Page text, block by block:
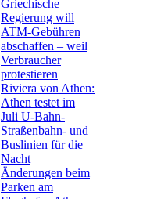
Griechische
Regierung will
ATM-Gebühren
abschaffen – weil
Verbraucher
protestieren
Riviera von Athen:
Athen testet im
Juli U-Bahn-
Straßenbahn- und
Buslinien für die
Nacht
Änderungen beim
Parken am